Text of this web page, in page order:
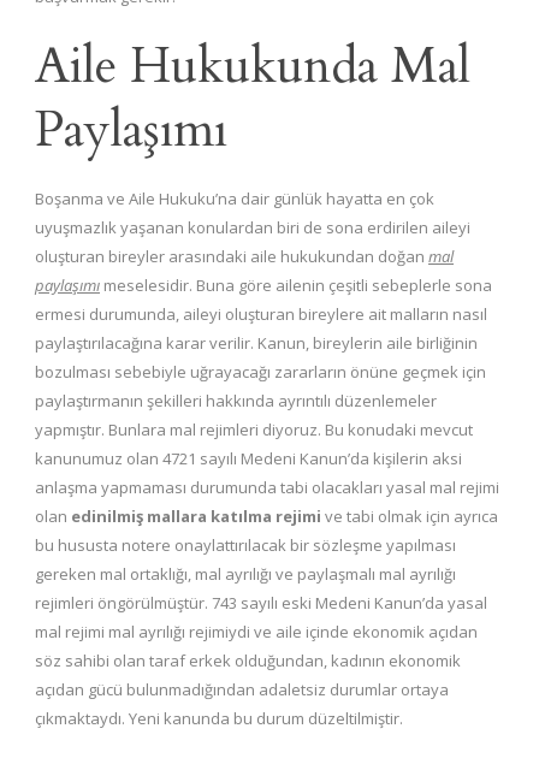
Aile Hukukunda Mal
Paylaşımı
Boşanma ve Aile Hukuku’na dair günlük hayatta en çok
uyuşmazlık yaşanan konulardan biri de sona erdirilen aileyi
oluşturan bireyler arasındaki aile hukukundan doğan mal
paylaşımı meselesidir. Buna göre ailenin çeşitli sebeplerle sona
ermesi durumunda, aileyi oluşturan bireylere ait malların nasıl
paylaştırılacağına karar verilir. Kanun, bireylerin aile birliğinin
bozulması sebebiyle uğrayacağı zararların önüne geçmek için
paylaştırmanın şekilleri hakkında ayrıntılı düzenlemeler
yapmıştır. Bunlara mal rejimleri diyoruz. Bu konudaki mevcut
kanunumuz olan 4721 sayılı Medeni Kanun’da kişilerin aksi
anlaşma yapmaması durumunda tabi olacakları yasal mal rejimi
olan edinilmiş mallara katılma rejimi ve tabi olmak için ayrıca
bu hususta notere onaylattırılacak bir sözleşme yapılması
gereken mal ortaklığı, mal ayrılığı ve paylaşmalı mal ayrılığı
rejimleri öngörülmüştür. 743 sayılı eski Medeni Kanun’da yasal
mal rejimi mal ayrılığı rejimiydi ve aile içinde ekonomik açıdan
söz sahibi olan taraf erkek olduğundan, kadının ekonomik
açıdan gücü bulunmadığından adaletsiz durumlar ortaya
çıkmaktaydı. Yeni kanunda bu durum düzeltilmiştir.